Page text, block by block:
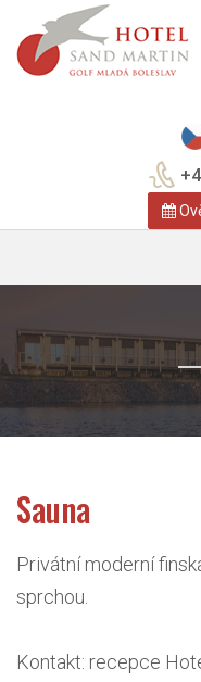
Sauna
Privátní moderní
sprchou.
Kontakt: recepce